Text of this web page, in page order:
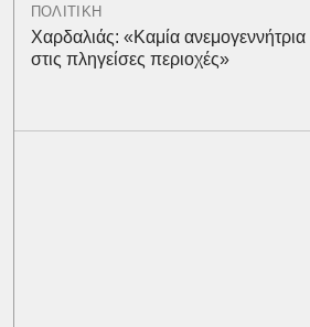
ΠΟΛΙΤΙΚΗ
Χαρδαλιάς: «Καμία ανεμογεννήτρια
στις πληγείσες περιοχές»